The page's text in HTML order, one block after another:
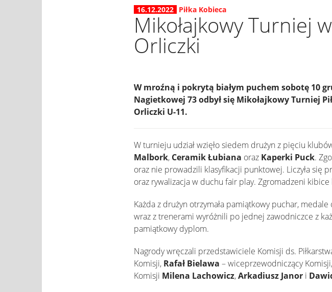
16.12.2022 Piłka Kobieca
Mikołajkowy Turniej
Orliczki
W mroźną i pokrytą białym puchem sobotę 10
Nagietkowej 73 odbył się Mikołajkowy Turniej
Orliczki U-11.
W turnieju udział wzięło siedem drużyn z pięciu
Malbork, Ceramik Łubiana oraz Kaperki Puck.
oraz nie prowadzili klasyfikacji punktowej. Liczyła się
oraz rywalizacja w duchu fair play. Zgromadzeni
Każda z drużyn otrzymała pamiątkowy puchar,
wraz z trenerami wyróżnili po jednej zawodniczce z
pamiątkowy dyplom.
Nagrody wręczali przedstawiciele Komisji ds.
Komisji, Rafał Bielawa – wiceprzewodniczący Komisji,
Komisji Milena Lachowicz,Arkadiusz Janor i